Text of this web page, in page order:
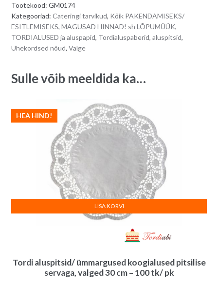
pitsilise
servaga,
valged
26
cm
tk/
n
a
e
Tootekood: GM0174
Kategooriad: Cateringi tarvikud, Kõik PAKENDAMISEKS/
ESITLEMISEKS, MAGUSAD HINNAD! sh LÕPUMÜÜK,
TORDIALUSED ja aluspapid, Tordialuspaberid, aluspitsid,
Ühekordsed nõud, Valge
Sulle võib meeldida ka…
Tordi aluspitsid/ ümmargused koogialused pitsilise
servaga, valged 30 cm – 100 tk/ pk
HEA HIND!
LISA KORVI